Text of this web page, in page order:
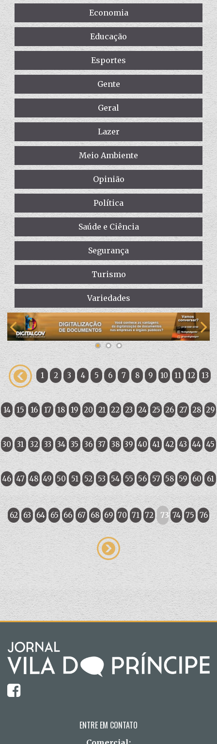
Economia
Educação
Esportes
Gente
Geral
Lazer
Meio Ambiente
Opinião
Política
Saúde e Ciência
Segurança
Turismo
Variedades
1 2 3 4 5 6 7 8 9 10 11 12 13
14 15 16 17 18 19 20 21 22 23 24 25 26 27 28 29
30 31 32 33 34 35 36 37 38 39 40 41 42 43 44 45
46 47 48 49 50 51 52 53 54 55 56 57 58 59 60 61
62 63 64 65 66 67 68 69 70 71 72 73 74 75 76
ENTRE EM CONTATO